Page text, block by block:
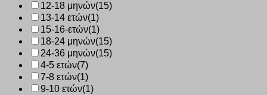
12-18 μηνών(15)
13-14 ετών(1)
15-16-ετών(1)
18-24 μηνών(15)
24-36 μηνών(15)
4-5 ετών(7)
7-8 ετών(1)
9-10 ετών(1)